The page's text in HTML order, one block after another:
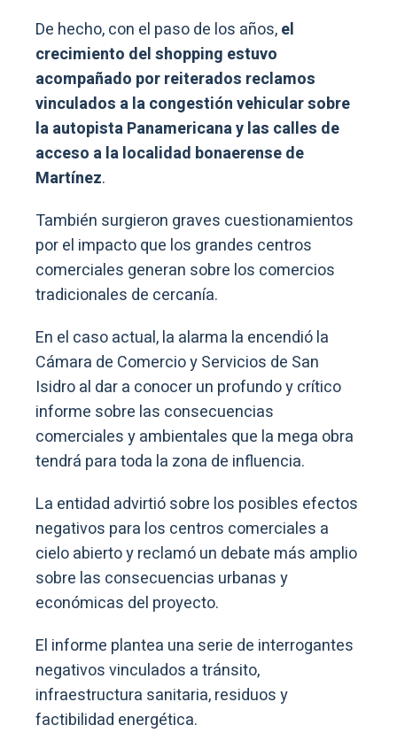
De hecho, con el paso de los años,el
crecimiento del shopping estuvo
acompañado por reiterados reclamos
vinculados a la congestión vehicular sobre
la autopista Panamericana y las calles de
acceso a la localidad bonaerense de
Martínez.
También surgieron graves cuestionamientos
por el impacto que los grandes centros
comerciales generan sobre los comercios
tradicionales de cercanía.
En el caso actual, la alarma la encendió la
Cámara de Comercio y Servicios de San
Isidro al dar a conocer un profundo y crítico
informe sobre las consecuencias
comerciales y ambientales que la mega obra
tendrá para toda la zona de influencia.
La entidad advirtió sobre los posibles efectos
negativos para los centros comerciales a
cielo abierto y reclamó un debate más amplio
sobre las consecuencias urbanas y
económicas del proyecto.
El informe plantea una serie de interrogantes
negativos vinculados a tránsito,
infraestructura sanitaria, residuos y
factibilidad energética.